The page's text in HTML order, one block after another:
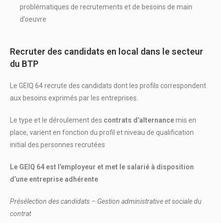
problématiques de recrutements et de besoins de main
d’oeuvre
Recruter des candidats en local dans le secteur
du BTP
Le GEIQ 64 recrute des candidats dont les profils correspondent
aux besoins exprimés par les entreprises.
Le type et le déroulement des contrats d’alternancemis en
place, varient en fonction du profil et niveau de qualification
initial des personnes recrutées
Le GEIQ 64 est l’employeur et met le salarié à disposition
d’une entreprise adhérente
Présélection des candidats – Gestion administrative et sociale du
contrat